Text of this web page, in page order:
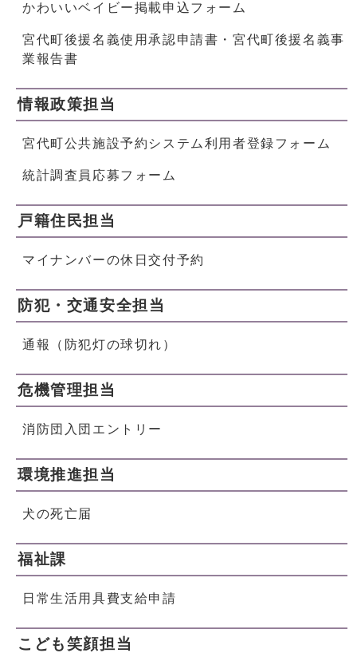
かわいいベイビー掲載申込フォーム
宮代町後援名義使用承認申請書・宮代町後援名義事
業報告書
情報政策担当
宮代町公共施設予約システム利用者登録フォーム
統計調査員応募フォーム
戸籍住民担当
マイナンバーの休日交付予約
防犯・交通安全担当
通報（防犯灯の球切れ）
危機管理担当
消防団入団エントリー
環境推進担当
犬の死亡届
福祉課
日常生活用具費支給申請
こども笑顔担当